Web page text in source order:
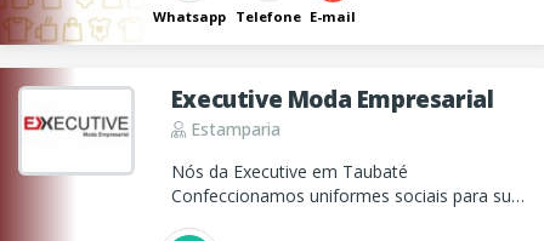
Whatsapp Telefone E-mail
Executive Moda Empresarial
Estamparia
Nós da Executive em Taubaté
Confeccionamos uniformes sociais para sua